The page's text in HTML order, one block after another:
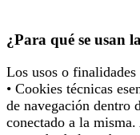
¿Para qué se usan
Los usos o finalidades
• Cookies técnicas
de navegación dentro
conectado a la